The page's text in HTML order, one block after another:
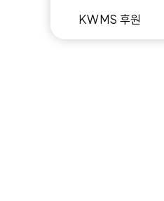
KWMS 후원